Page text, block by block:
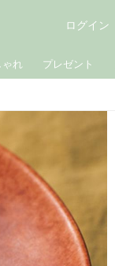
ゃれ プレゼント
ログイン